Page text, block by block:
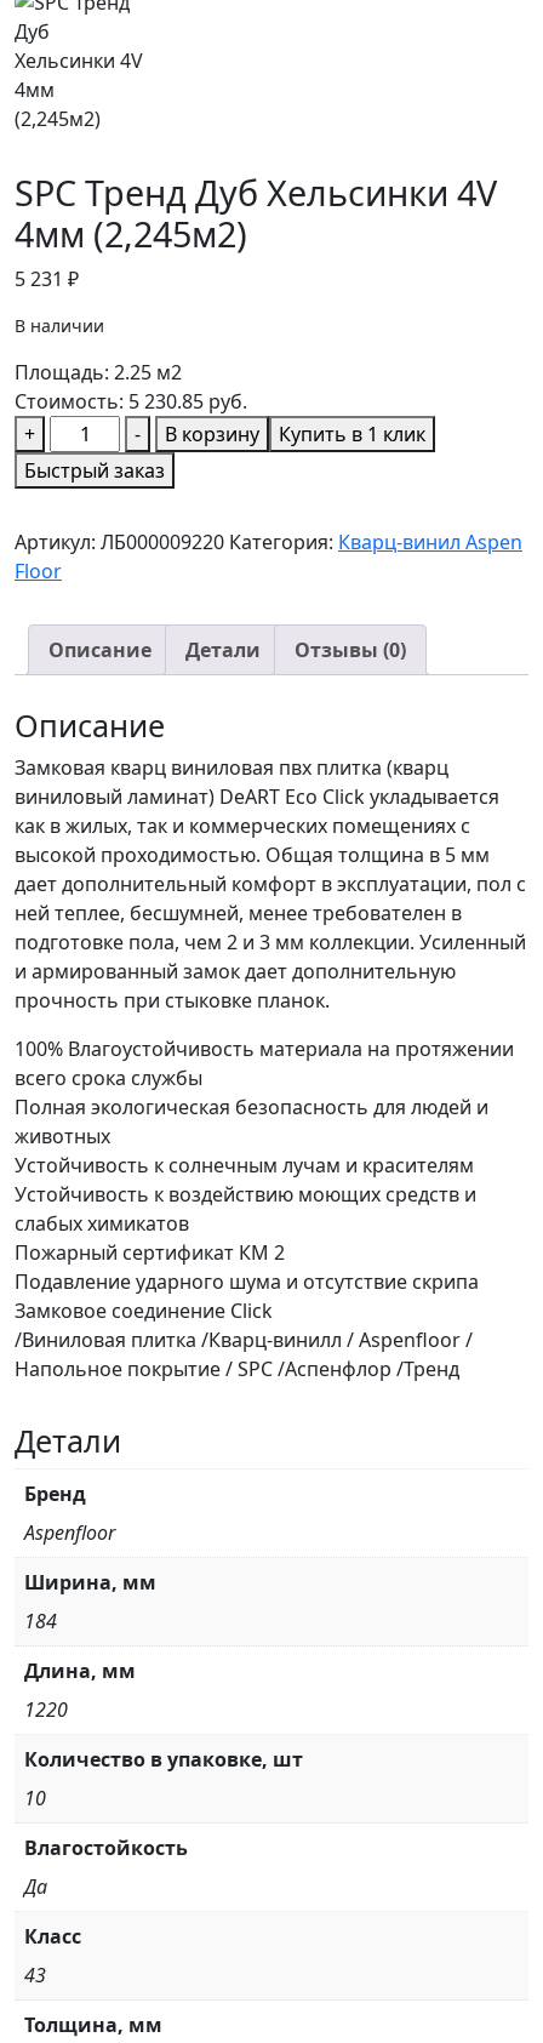
SPC Тренд Дуб Хельсинки 4V
4мм (2,245м2)
5 231 ₽
В наличии
Площадь: 2.25 м2
Стоимость: 5 230.85 руб.
+
Количество
товара
SPC
Дуб
Хельсинки
4мм
(2,245м2)
- В корзину
Купить в 1 клик
Быстрый заказ
Артикул: ЛБ000009220 Категория: Кварц-винил Aspen
Floor
Описание Детали Отзывы (0)
Описание
Замковая кварц виниловая пвх плитка (кварц
виниловый ламинат) DeART Eco Click укладывается
как в жилых, так и коммерческих помещениях с
высокой проходимостью. Общая толщина в 5 мм
дает дополнительный комфорт в эксплуатации, пол с
ней теплее, бесшумней, менее требователен в
подготовке пола, чем 2 и 3 мм коллекции. Усиленный
и армированный замок дает дополнительную
прочность при стыковке планок.
100% Влагоустойчивость материала на протяжении
всего срока службы
Полная экологическая безопасность для людей и
животных
Устойчивость к солнечным лучам и красителям
Устойчивость к воздействию моющих средств и
слабых химикатов
Пожарный сертификат КМ 2
Подавление ударного шума и отсутствие скрипа
Замковое соединение Click
/Виниловая плитка /Кварц-винилл / Aspenfloor /
Напольное покрытие / SPC /Аспенфлор /Тренд
Детали
Бренд
Aspenfloor
Ширина, мм
184
Длина, мм
1220
Количество в упаковке, шт
10
Влагостойкость
Да
Класс
43
Толщина, мм